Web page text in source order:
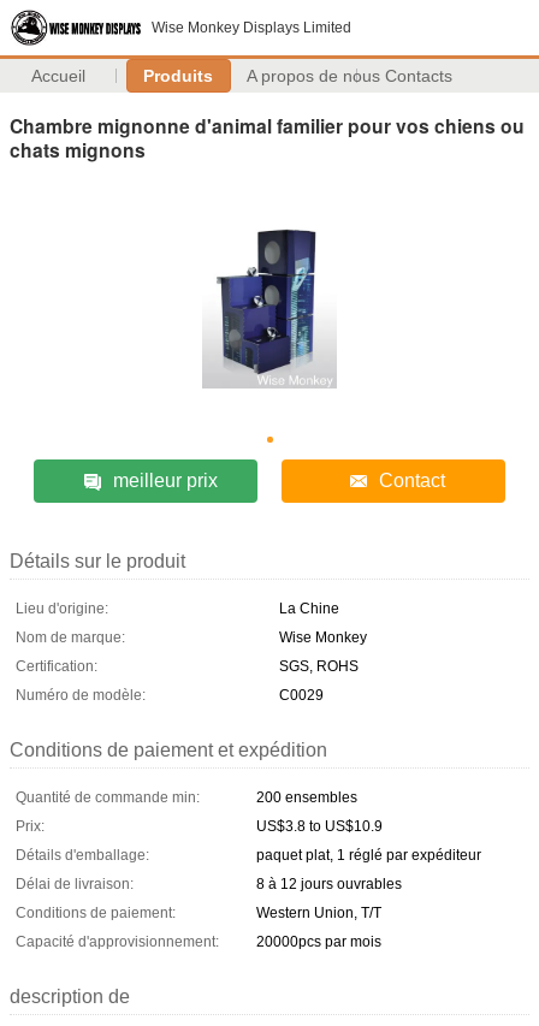
Wise Monkey Displays Limited
Accueil Produits A propos de nous Contacts
Chambre mignonne d'animal familier pour vos chiens ou
chats mignons
meilleur prix Contact
Détails sur le produit
Lieu d'origine:
La Chine
Nom de marque:
Wise Monkey
Certification:
SGS, ROHS
Numéro de modèle:
C0029
Conditions de paiement et expédition
Quantité de commande min:
200 ensembles
Prix:
US$3.8 to US$10.9
Détails d'emballage:
paquet plat, 1 réglé par expéditeur
Délai de livraison:
8 à 12 jours ouvrables
Conditions de paiement:
Western Union, T/T
Capacité d'approvisionnement:
20000pcs par mois
description de